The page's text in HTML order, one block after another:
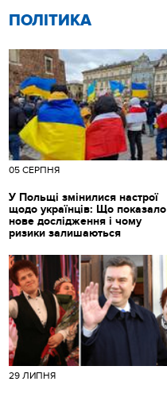
ПОЛІТИКА
05 СЕРПНЯ
У Польщі змінилися настрої
щодо українців: Що показало
нове дослідження і чому
ризики залишаються
29 ЛИПНЯ